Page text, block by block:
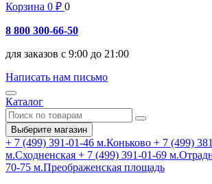
Корзина 0 ₽ 0
8 800 300-66-50
для заказов с 9:00 до 21:00
Написать нам письмо
Каталог
Выберите магазин
+ 7 (499) 391-01-46 м.Коньково + 7 (499)
м.Сходненская + 7 (499) 391-01-69
70-75 м.Преображенская площадь